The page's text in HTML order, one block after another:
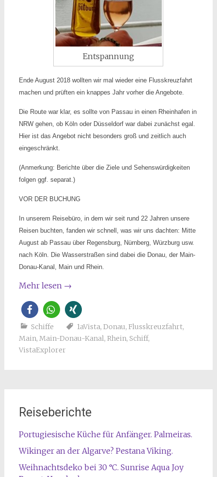
Entspannung
Ende August 2018 wollten wir mal wieder eine Flusskreuzfahrt
machen und prüften ein knappes Jahr vorher die Angebote.
Die Route war klar, es sollte von Passau in einen Rheinhafen in
NRW gehen, ob Köln oder Düsseldorf war dabei zunächst egal.
Hier ist das Angebot nicht besonders groß und zeitlich auch
eingeschränkt.
(Anmerkung: Berichte über die Ziele und Sehenswürdigkeiten
folgen ggf. separat.)
VOR DER BUCHUNG
In unserem Reisebüro, in dem wir seit rund 22 Jahren unsere
Reisen buchten, fanden wir schnell, was wir uns dachten: Mitte
August ab Passau über Regensburg, Nürnberg, Würzburg usw.
nach Köln. Die Wasserstraßen sind dabei die Donau, der Main-
Donau-Kanal, Main und Rhein.
Mehr lesen →
Schiffe 1aVista, Donau, Flusskreuzfahrt,
Main, Main-Donau-Kanal, Rhein, Schiff,
VistaExplorer
Reiseberichte
Portugiesische Küche für Anfänger. Palmeiras.
Wikinger an der Algarve? Pestana Viking.
Weihnachtsdeko bei 30 °C. Sunrise Aqua Joy